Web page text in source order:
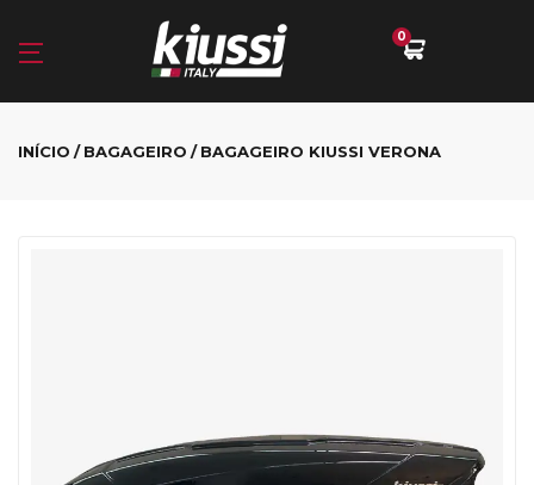
0
INÍCIO BAGAGEIRO BAGAGEIRO KIUSSI VERONA